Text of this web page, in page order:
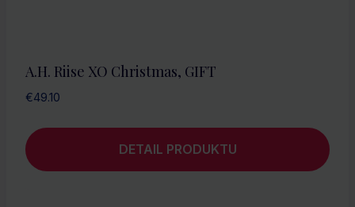
A.H. Riise XO Christmas, GIFT
€49.10
DETAIL PRODUKTU